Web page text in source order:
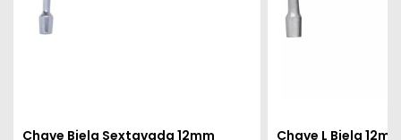
Chave Biela Sextavada 12mm
Chave L Biela